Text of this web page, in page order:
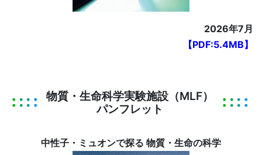
2026年7月
【PDF:5.4MB】
物質・生命科学実験施設（MLF）
パンフレット
中性子・ミュオンで探る 物質・生命の科学